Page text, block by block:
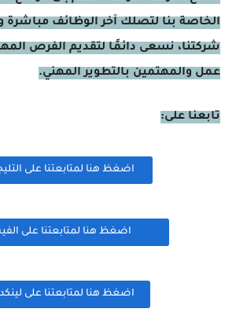
الخاصة بنا لتصلك آخر الوظائف مباشرة
شركتنا، نسعى دائمًا لتقديم الفرص
عمل والمهتمين بالتطوير المهني.
تابعنا على:
اضغظ هنا لمتابعتنا على
اضغظ هنا لمتابعتنا على
اضغظ هنا لمتابعتنا على